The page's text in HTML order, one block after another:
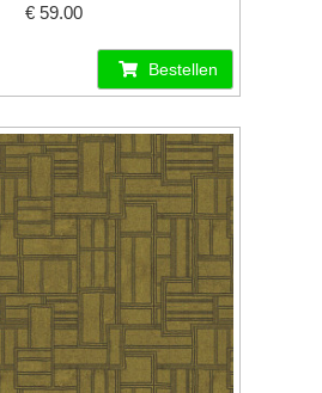
€ 59.00
Bestellen